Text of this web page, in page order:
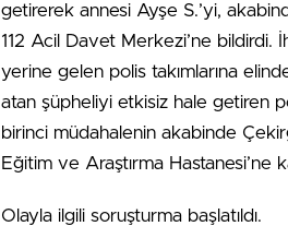
getirerek annesi Ayşe S.’yi,
112 Acil Davet Merkezi’ne bildirdi.
yerine gelen polis takımlarına
atan şüpheliyi etkisiz hale getiren
birinci müdahalenin akabinde
Eğitim ve Araştırma Hastanesi’ne
Olayla ilgili soruşturma başlatıldı.